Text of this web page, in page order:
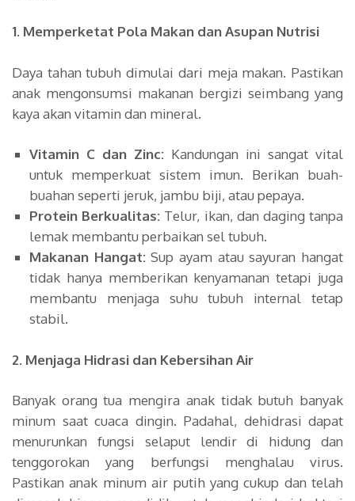
1. Memperketat Pola Makan dan Asupan Nutrisi
Daya tahan tubuh dimulai dari meja makan. Pastikan
anak mengonsumsi makanan bergizi seimbang yang
kaya akan vitamin dan mineral.
Vitamin C dan Zinc: Kandungan ini sangat vital
untuk memperkuat sistem imun. Berikan buah-
buahan seperti jeruk, jambu biji, atau pepaya.
Protein Berkualitas: Telur, ikan, dan daging tanpa
lemak membantu perbaikan sel tubuh.
Makanan Hangat:Sup ayam atau sayuran hangat
tidak hanya memberikan kenyamanan tetapi juga
membantu menjaga suhu tubuh internal tetap
stabil.
2. Menjaga Hidrasi dan Kebersihan Air
Banyak orang tua mengira anak tidak butuh banyak
minum saat cuaca dingin. Padahal, dehidrasi dapat
menurunkan fungsi selaput lendir di hidung dan
tenggorokan yang berfungsi menghalau virus.
Pastikan anak minum air putih yang cukup dan telah